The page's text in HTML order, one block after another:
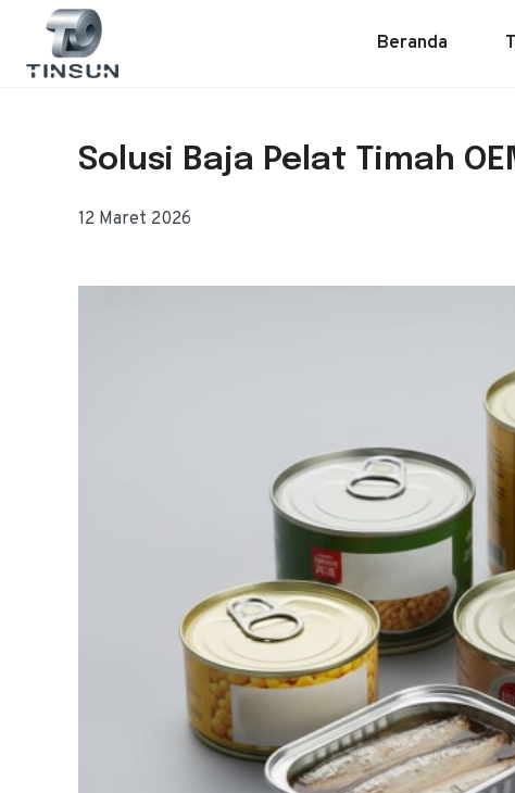
Loncat
konten
Beranda
Solusi Baja Pelat Timah
12 Maret 2026